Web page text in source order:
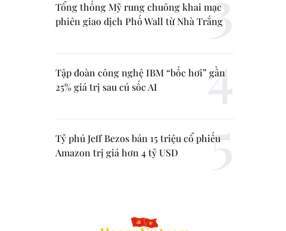
Tổng thống Mỹ rung chuông khai mạc
phiên giao dịch Phố Wall từ Nhà Trắng
Tập đoàn công nghệ IBM “bốc hơi” gần
25% giá trị sau cú sốc AI
Tỷ phú Jeff Bezos bán 15 triệu cổ phiếu
Amazon trị giá hơn 4 tỷ USD